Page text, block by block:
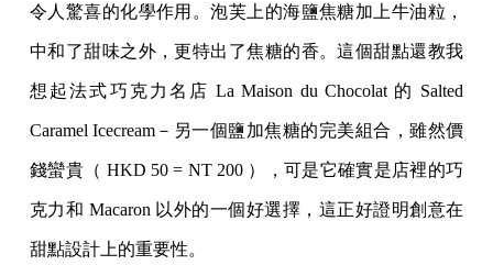
令人驚喜的化學作用。泡芙上的海鹽焦糖加上牛油粒，
中和了甜味之外，更特出了焦糖的香。這個甜點還教我
想起法式巧克力名店 La Maison du Chocolat 的 Salted
Caramel Icecream－另一個鹽加焦糖的完美組合，雖然價
錢蠻貴（ HKD 50 = NT 200 ），可是它確實是店裡的巧
克力和 Macaron 以外的一個好選擇，這正好證明創意在
甜點設計上的重要性。